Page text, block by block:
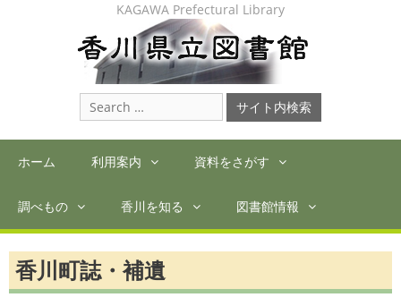
KAGAWA Prefectural Library
Search
for:
ホーム 利用案内 資料をさがす
調べもの 香川を知る 図書館情報
香川町誌・補遺